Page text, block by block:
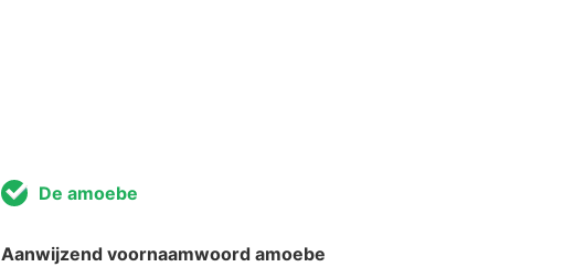
De amoebe
Aanwijzend voornaamwoord amoebe